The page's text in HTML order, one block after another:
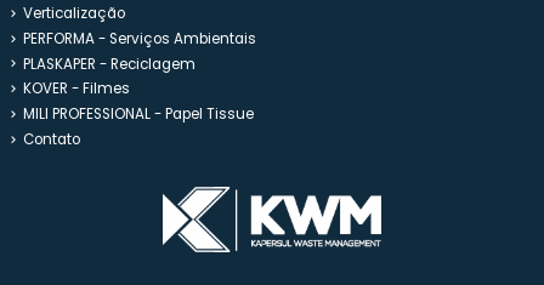
Verticalização
PERFORMA - Serviços Ambientais
PLASKAPER - Reciclagem
KOVER - Filmes
MILI PROFESSIONAL - Papel Tissue
Contato